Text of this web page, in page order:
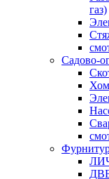
газ)
Садово-